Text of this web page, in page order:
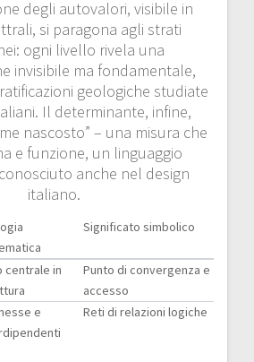
degli autovalori, visibile in
si paragona agli strati
ogni livello rivela una
invisibile ma fondamentale,
geologiche studiate
Il determinante, infine,
nascosto” – una misura che
e funzione, un linguaggio
anche nel design
italiano.
Significato simbolico
centrale in
Punto di convergenza e
accesso
e
Reti di relazioni logiche